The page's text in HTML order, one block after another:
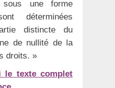
sous une forme
déterminées
distincte du
de nullité de la
droits. »
le texte complet